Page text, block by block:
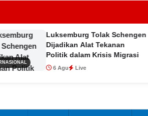
Luksemburg Tolak Schengen
Dijadikan Alat Tekanan
Politik dalam Krisis Migrasi
6 Agu Live